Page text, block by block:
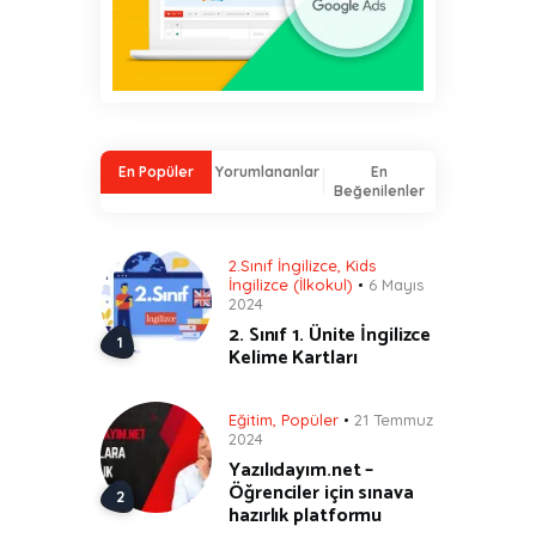
En Popüler Yorumlananlar
En
Beğenilenler
2.Sınıf İngilizce Kids
İngilizce (İlkokul)
6 Mayıs
2024
2. Sınıf 1. Ünite İngilizce
Kelime Kartları
Eğitim Popüler
21 Temmuz
2024
Yazılıdayım.net –
Öğrenciler için sınava
hazırlık platformu